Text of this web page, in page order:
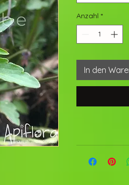
Anzahl *
In den